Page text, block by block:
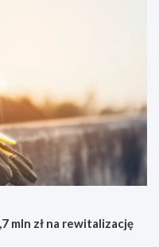
mln zł na rewitalizację